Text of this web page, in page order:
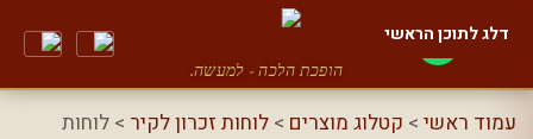
דלג לתוכן הראשי
הופכת הלכה - למעשה.
עמוד ראשי > קטלוג מוצרים > לוחות זכרון לקיר > לוחות